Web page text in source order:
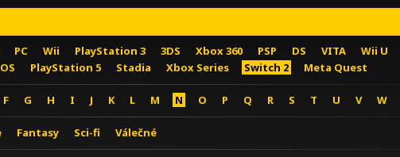
PC Wii PlayStation 3 3DS Xbox 360 PSP DS VITA Wii U
PlayStation 5 Stadia Xbox Series Switch 2 Meta Quest
F G H I J K L M N O P Q R S T U V W
Fantasy Sci-fi Válečné